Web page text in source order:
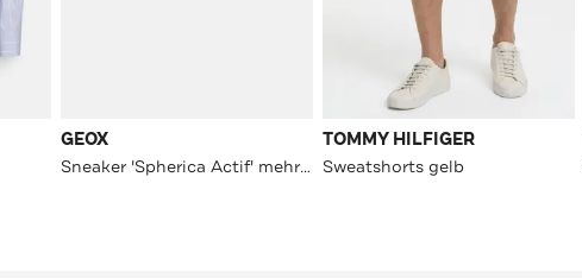
GEOX
Sneaker 'Spherica Actif' mehrfarbig
TOMMY HILFIGER
Sweatshorts gelb